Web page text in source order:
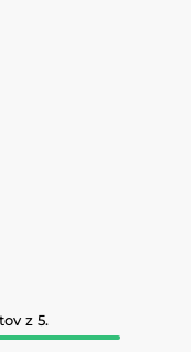
z 5.